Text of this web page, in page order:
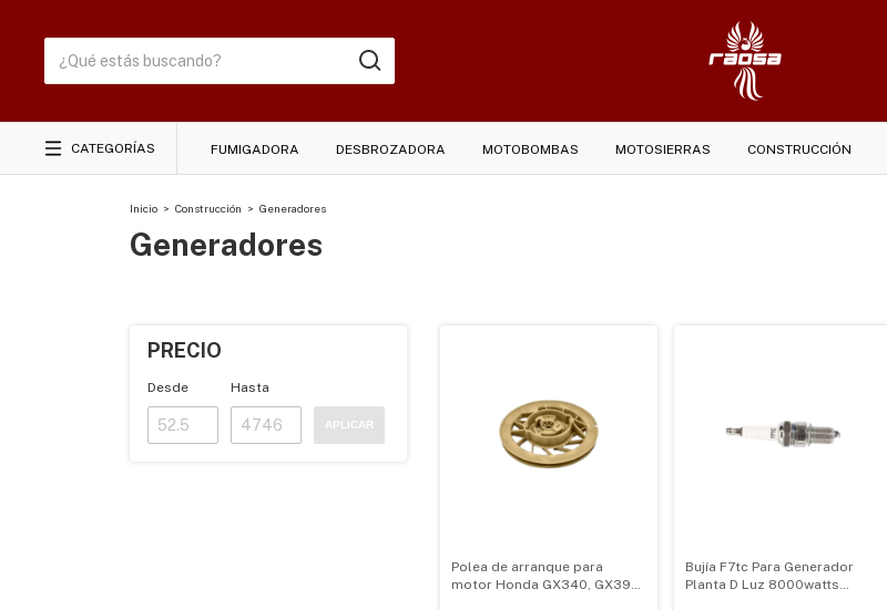
CATEGORÍAS FUMIGADORA DESBROZADORA MOTOBOMBAS MOTOSIERRAS CONSTRUCCIÓN
Inicio > Construcción > Generadores
Generadores
PRECIO
Desde Hasta
APLICAR
Polea de arranque para
motor Honda GX340, GX390,
Bujía F7tc Para Generador
Planta D Luz 8000watts